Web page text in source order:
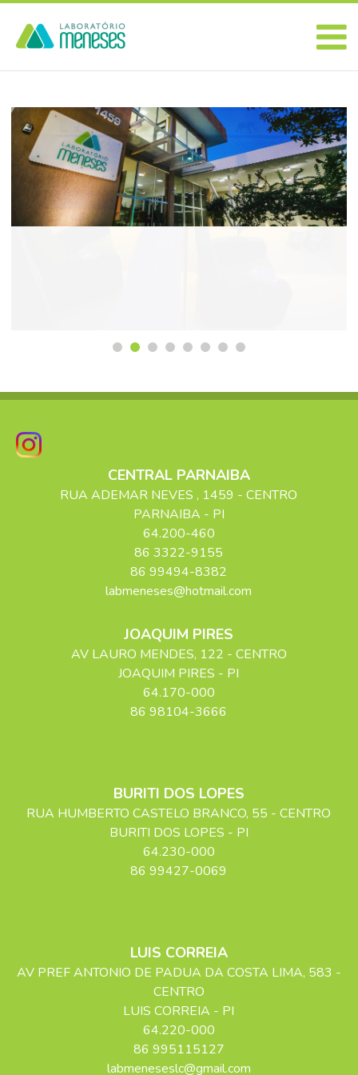
CENTRAL PARNAIBA
RUA ADEMAR NEVES , 1459 - CENTRO
PARNAIBA - PI
64.200-460
86 3322-9155
86 99494-8382
labmeneses@hotmail.com
JOAQUIM PIRES
AV LAURO MENDES, 122 - CENTRO
JOAQUIM PIRES - PI
64.170-000
86 98104-3666
BURITI DOS LOPES
RUA HUMBERTO CASTELO BRANCO, 55 - CENTRO
BURITI DOS LOPES - PI
64.230-000
86 99427-0069
LUIS CORREIA
AV PREF ANTONIO DE PADUA DA COSTA LIMA, 583 -
CENTRO
LUIS CORREIA - PI
64.220-000
86 995115127
labmeneseslc@gmail.com